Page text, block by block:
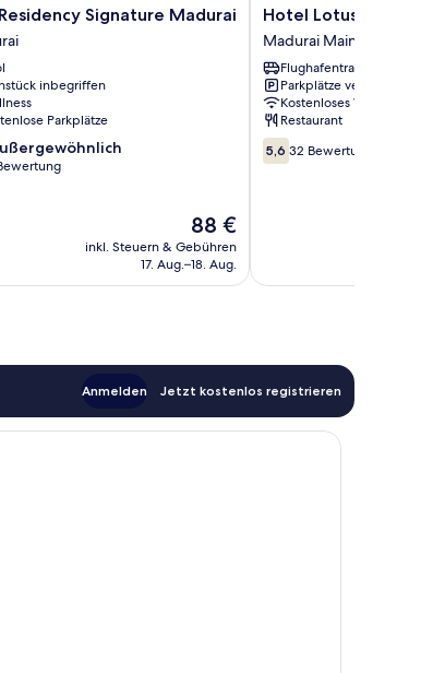
Signature Madurai
inbegriffen
Parkplätze
Der
Preis
beträgt
88 €
inkl. Steuern & Gebühren
17. Aug.–18. Aug.
Hotel
Lotus
Madurai
Main
Hotel Lotus
Madurai Main
Flughafentransfer
Parkplätze verfügbar
Kostenloses WLAN
Restaurant
5.6
von
5,6 32 Bewertungen
Anmelden Jetzt kostenlos registrieren